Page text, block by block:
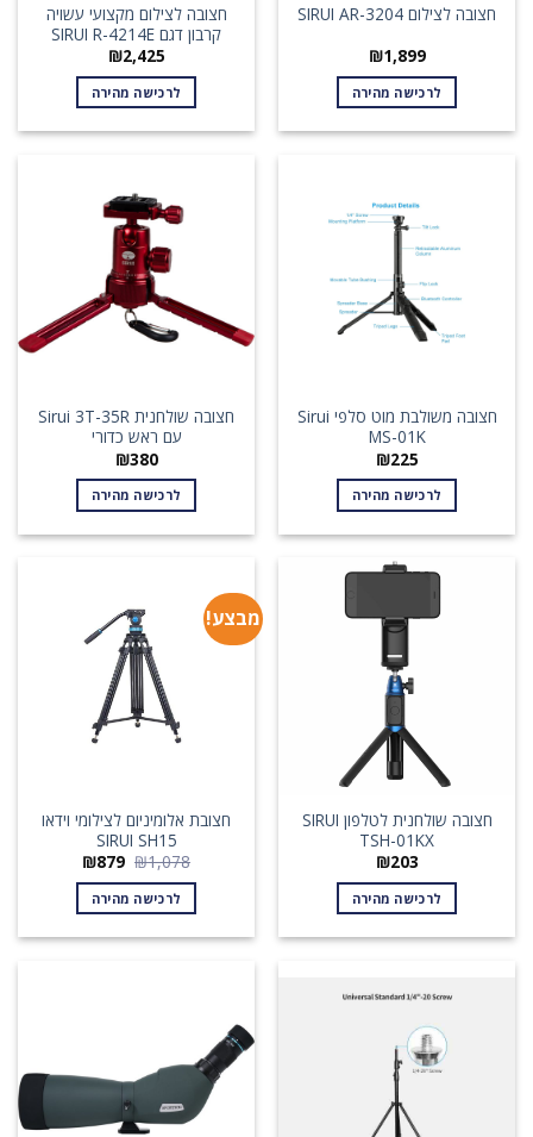
חצובה לצילום SIRUI AR-3204
₪1,899
לרכישה מהירה
חצובה לצילום מקצועי עשויה
קרבון דגם SIRUI R-4214E
₪2,425
לרכישה מהירה
חצובה משולבת מוט סלפי Sirui
MS-01K
₪225
לרכישה מהירה
חצובה שולחנית Sirui 3T-35R
עם ראש כדורי
₪380
לרכישה מהירה
חצובה שולחנית לטלפון SIRUI
TSH-01KX
₪203
לרכישה מהירה
מבצע!
חצובת אלומיניום לצילומי וידאו
SIRUI SH15
₪1,078 המחיר
היה:
₪1,078.
₪879
הוא:
₪879. לרכישה מהירה